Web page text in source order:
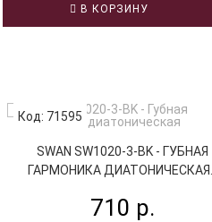
В КОРЗИНУ
Код: 71595
SWAN SW1020-3-BK - ГУБНАЯ
ГАРМОНИКА ДИАТОНИЧЕСКАЯ...
710 р.